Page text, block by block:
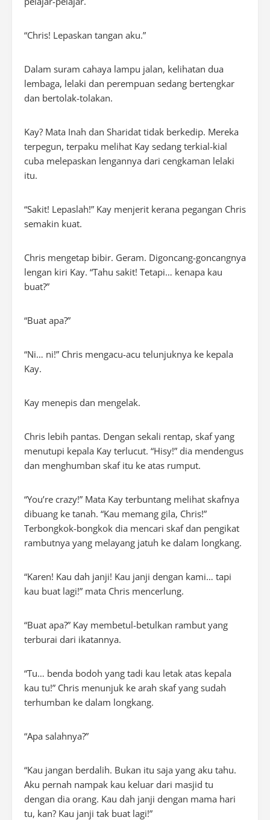
“Chris! Lepaskan tangan aku.”
Dalam suram cahaya lampu jalan, kelihatan dua
lembaga, lelaki dan perempuan sedang bertengkar
dan bertolak-tolakan.
Kay? Mata Inah dan Sharidat tidak berkedip. Mereka
terpegun, terpaku melihat Kay sedang terkial-kial
cuba melepaskan lengannya dari cengkaman lelaki
itu.
“Sakit! Lepaslah!” Kay menjerit kerana pegangan Chris
semakin kuat.
Chris mengetap bibir. Geram. Digoncang-goncangnya
lengan kiri Kay. “Tahu sakit! Tetapi… kenapa kau
buat?”
“Buat apa?”
“Ni… ni!” Chris mengacu-acu telunjuknya ke kepala
Kay.
Kay menepis dan mengelak.
Chris lebih pantas. Dengan sekali rentap, skaf yang
menutupi kepala Kay terlucut. “Hisy!” dia mendengus
dan menghumban skaf itu ke atas rumput.
“You’re crazy!” Mata Kay terbuntang melihat skafnya
dibuang ke tanah. “Kau memang gila, Chris!”
Terbongkok-bongkok dia mencari skaf dan pengikat
rambutnya yang melayang jatuh ke dalam longkang.
“Karen! Kau dah janji! Kau janji dengan kami… tapi
kau buat lagi!” mata Chris mencerlung.
“Buat apa?” Kay membetul-betulkan rambut yang
terburai dari ikatannya.
“Tu… benda bodoh yang tadi kau letak atas kepala
kau tu!” Chris menunjuk ke arah skaf yang sudah
terhumban ke dalam longkang.
“Apa salahnya?”
“Kau jangan berdalih. Bukan itu saja yang aku tahu.
Aku pernah nampak kau keluar dari masjid tu
dengan dia orang. Kau dah janji dengan mama hari
tu, kan? Kau janji tak buat lagi!”